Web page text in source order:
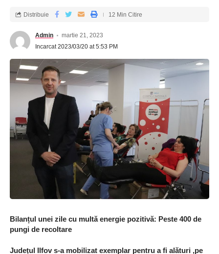
Admin
martie 21, 2023
Incarcat 2023/03/20 at 5:53 PM
Distribuie 12 Min Citire
Bilanțul unei zile cu multă energie pozitivă: Peste 400 de
pungi de recoltare
Județul Ilfov s-a mobilizat exemplar pentru a fi alături ,pe